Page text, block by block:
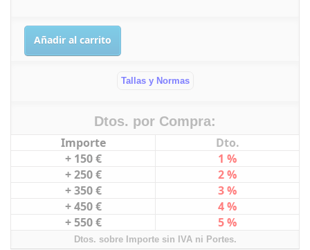
Añadir al carrito
Tallas y Normas
Dtos. por Compra:
Importe
Dto.
+ 150 €
1 %
+ 250 €
2 %
+ 350 €
3 %
+ 450 €
4 %
+ 550 €
5 %
Dtos. sobre Importe sin IVA ni Portes.